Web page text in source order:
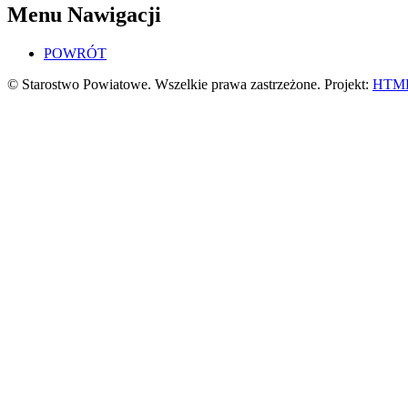
Menu Nawigacji
POWRÓT
© Starostwo Powiatowe. Wszelkie prawa zastrzeżone. Projekt: